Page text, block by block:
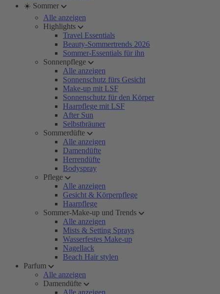
☀️ Sommer
Alle anzeigen
Highlights
Travel Essentials
Beauty-Sommertrends 2026
Sommer-Essentials für ihn
Sonnenpflege
Alle anzeigen
Sonnenschutz fürs Gesicht
Make-up mit LSF
Sonnenschutz für den Körper
Haarpflege mit LSF
After Sun
Selbstbräuner
Sommerdüfte
Alle anzeigen
Damendüfte
Herrendüfte
Bodyspray
Pflege
Alle anzeigen
Gesicht & Körperpflege
Haarpflege
Sommer-Make-up und Trends
Alle anzeigen
Mists & Setting Sprays
Wasserfestes Make-up
Nagellack
Beach Hair stylen
Parfum
Alle anzeigen
Damendüfte
Alle anzeigen